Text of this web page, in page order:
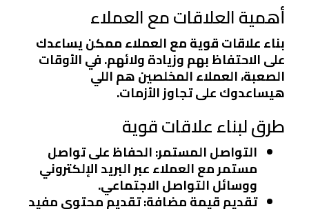
أهمية العلاقات مع العملاء
بناء علاقات قوية مع العملاء ممكن يساعدك
على الاحتفاظ بهم وزيادة ولائهم. في الأوقات
الصعبة، العملاء المخلصين هم اللي
هيساعدوك على تجاوز الأزمات.
طرق لبناء علاقات قوية
التواصل المستمر: الحفاظ على تواصل
مستمر مع العملاء عبر البريد الإلكتروني
ووسائل التواصل الاجتماعي.
تقديم قيمة مضافة: تقديم محتوى مفيد